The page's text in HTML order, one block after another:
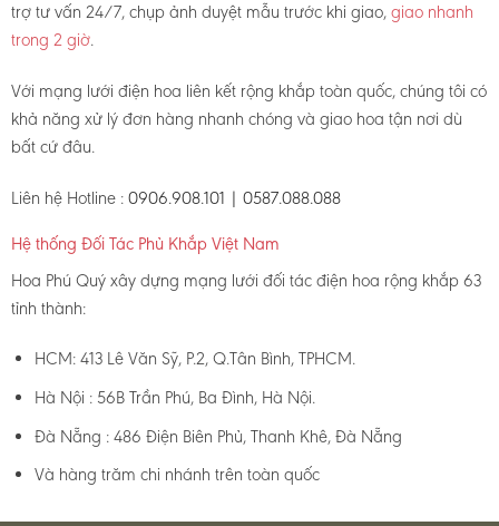
trợ tư vấn 24/7, chụp ảnh duyệt mẫu trước khi giao,giao nhanh
trong 2 giờ.
Với mạng lưới điện hoa liên kết rộng khắp toàn quốc, chúng tôi có
khả năng xử lý đơn hàng nhanh chóng và giao hoa tận nơi dù
bất cứ đâu.
Liên hệ Hotline : 0906.908.101 | 0587.088.088
Hệ thống Đối Tác Phủ Khắp Việt Nam
Hoa Phú Quý xây dựng mạng lưới đối tác điện hoa rộng khắp 63
tỉnh thành:
HCM: 413 Lê Văn Sỹ, P.2, Q.Tân Bình, TPHCM.
Hà Nội : 56B Trần Phú, Ba Đình, Hà Nội.
Đà Nẵng : 486 Điện Biên Phủ, Thanh Khê, Đà Nẵng
Và hàng trăm chi nhánh trên toàn quốc